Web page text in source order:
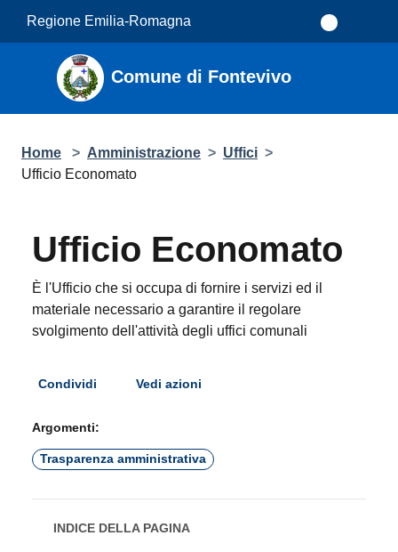
Regione Emilia-Romagna
Comune di Fontevivo
Home > Amministrazione > Uffici >
Ufficio Economato
Ufficio Economato
È l'Ufficio che si occupa di fornire i servizi ed il
materiale necessario a garantire il regolare
svolgimento dell'attività degli uffici comunali
Condividi Vedi azioni
Argomenti:
Trasparenza amministrativa
INDICE DELLA PAGINA